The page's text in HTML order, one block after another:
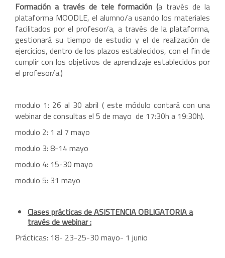
Formación a través de tele formación (a través de la
plataforma MOODLE, el alumno/a usando los materiales
facilitados por el profesor/a, a través de la plataforma,
gestionará su tiempo de estudio y el de realización de
ejercicios, dentro de los plazos establecidos, con el fin de
cumplir con los objetivos de aprendizaje establecidos por
el profesor/a.)
modulo 1: 26 al 30 abril ( este módulo contará con una
webinar de consultas el 5 de mayo de 17:30h a 19:30h).
modulo 2: 1 al 7 mayo
modulo 3: 8-14 mayo
modulo 4: 15-30 mayo
modulo 5: 31 mayo
Clases prácticas de ASISTENCIA OBLIGATORIA a
través de webinar :
Prácticas: 18- 23-25-30 mayo- 1 junio